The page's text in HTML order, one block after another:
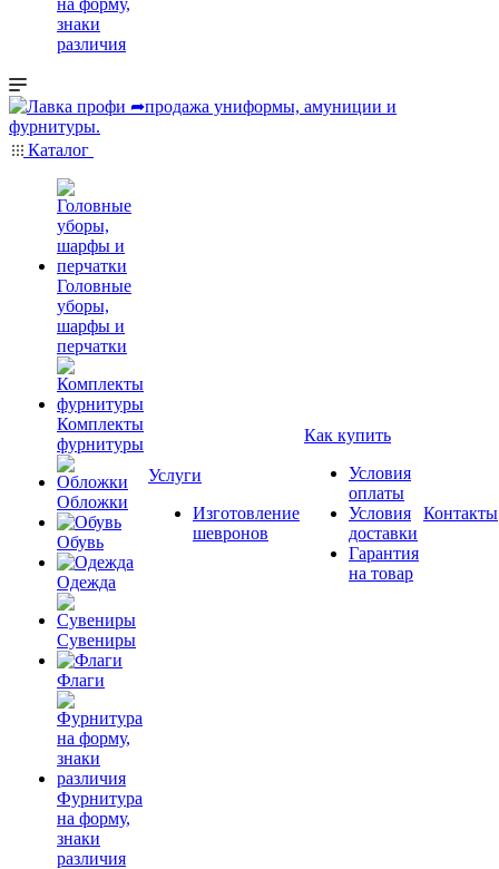
на форму,
знаки
различия
Каталог
Головные
уборы,
шарфы и
перчатки
Комплекты
фурнитуры
Обложки
Обувь
Одежда
Сувениры
Флаги
Фурнитура
на форму,
знаки
различия
Услуги
Изготовление
шевронов
Как купить
Условия
оплаты
Условия
доставки
Гарантия
на товар
Контакты